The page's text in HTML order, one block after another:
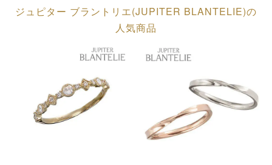
ジュピター ブラントリエ(JUPITER BLANTELIE)の
人気商品